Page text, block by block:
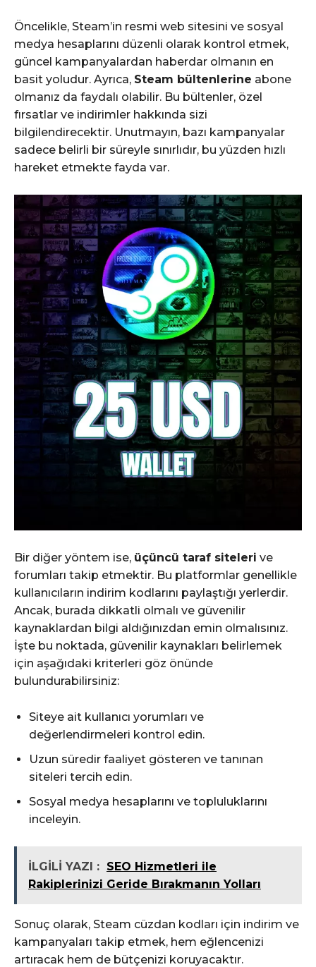
Öncelikle, Steam’in resmi web sitesini ve sosyal
medya hesaplarını düzenli olarak kontrol etmek,
güncel kampanyalardan haberdar olmanın en
basit yoludur. Ayrıca, Steam bültenlerine abone
olmanız da faydalı olabilir. Bu bültenler, özel
fırsatlar ve indirimler hakkında sizi
bilgilendirecektir. Unutmayın, bazı kampanyalar
sadece belirli bir süreyle sınırlıdır, bu yüzden hızlı
hareket etmekte fayda var.
Bir diğer yöntem ise, üçüncü taraf siteleri ve
forumları takip etmektir. Bu platformlar genellikle
kullanıcıların indirim kodlarını paylaştığı yerlerdir.
Ancak, burada dikkatli olmalı ve güvenilir
kaynaklardan bilgi aldığınızdan emin olmalısınız.
İşte bu noktada, güvenilir kaynakları belirlemek
için aşağıdaki kriterleri göz önünde
bulundurabilirsiniz:
Siteye ait kullanıcı yorumları ve
değerlendirmeleri kontrol edin.
Uzun süredir faaliyet gösteren ve tanınan
siteleri tercih edin.
Sosyal medya hesaplarını ve topluluklarını
inceleyin.
İLGİLİ YAZI : SEO Hizmetleri ile
Rakiplerinizi Geride Bırakmanın Yolları
Sonuç olarak, Steam cüzdan kodları için indirim ve
kampanyaları takip etmek, hem eğlencenizi
artıracak hem de bütçenizi koruyacaktır.